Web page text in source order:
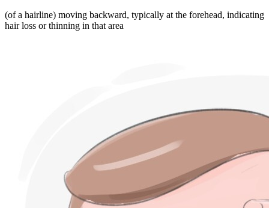
(of a hairline) moving backward, typically at the forehead, indicating
hair loss or thinning in that area